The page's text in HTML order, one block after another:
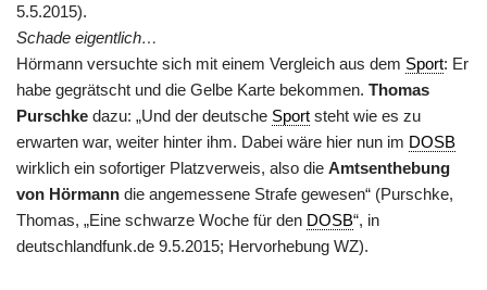
5.5.2015).
Schade eigentlich…
Hörmann versuchte sich mit einem Vergleich aus dem Sport: Er
habe gegrätscht und die Gelbe Karte bekommen. Thomas
Purschke dazu: „Und der deutsche Sport steht wie es zu
erwarten war, weiter hinter ihm. Dabei wäre hier nun im DOSB
wirklich ein sofortiger Platzverweis, also die Amtsenthebung
von Hörmann die angemessene Strafe gewesen“ (Purschke,
Thomas, „Eine schwarze Woche für den DOSB“, in
deutschlandfunk.de 9.5.2015; Hervorhebung WZ).